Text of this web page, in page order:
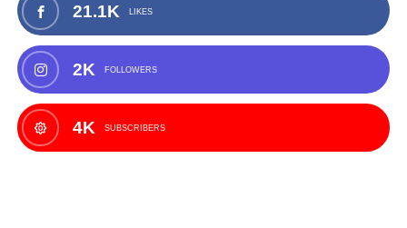
21.1K LIKES
2K FOLLOWERS
4K SUBSCRIBERS